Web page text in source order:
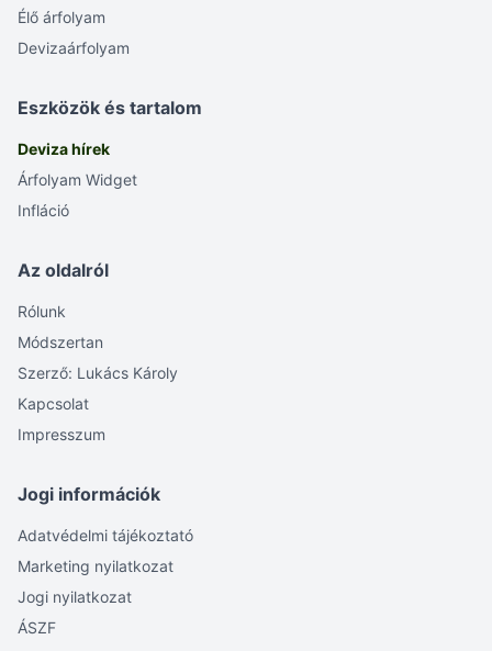
Élő árfolyam
Devizaárfolyam
Eszközök és tartalom
Deviza hírek
Árfolyam Widget
Infláció
Az oldalról
Rólunk
Módszertan
Szerző: Lukács Károly
Kapcsolat
Impresszum
Jogi információk
Adatvédelmi tájékoztató
Marketing nyilatkozat
Jogi nyilatkozat
ÁSZF